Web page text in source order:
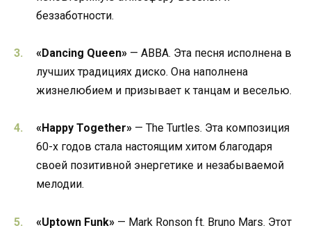
беззаботности.
«Dancing Queen» — ABBA. Эта песня исполнена в
лучших традициях диско. Она наполнена
жизнелюбием и призывает к танцам и веселью.
«Happy Together» — The Turtles. Эта композиция
60-х годов стала настоящим хитом благодаря
своей позитивной энергетике и незабываемой
мелодии.
«Uptown Funk» — Mark Ronson ft. Bruno Mars. Этот